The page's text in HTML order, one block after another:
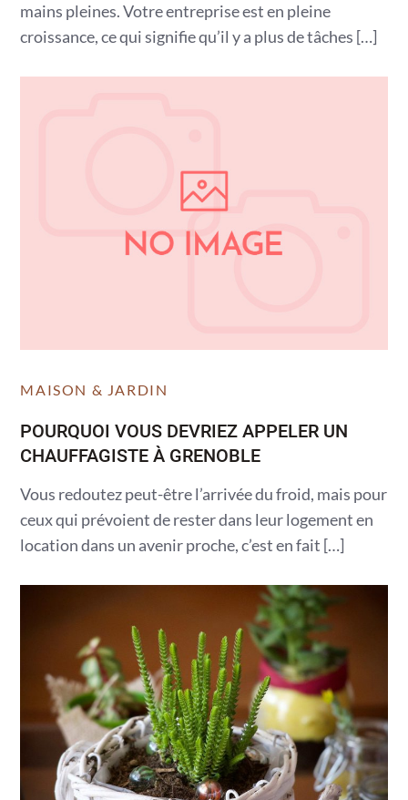
mains pleines. Votre entreprise est en pleine
croissance, ce qui signifie qu’il y a plus de tâches […]
MAISON & JARDIN
POURQUOI VOUS DEVRIEZ APPELER UN
CHAUFFAGISTE À GRENOBLE
Vous redoutez peut-être l’arrivée du froid, mais pour
ceux qui prévoient de rester dans leur logement en
location dans un avenir proche, c’est en fait […]